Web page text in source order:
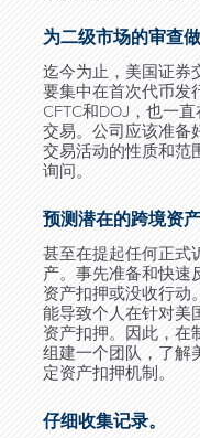
为二级市场的审查
迄今为止，美国证券
要集中在首次代币发
CFTC和DOJ，也一
交易。公司应该准备
交易活动的性质和范
询问。
预测潜在的跨境资产
甚至在提起任何正式
产。事先准备和快速
资产扣押或没收行动
能导致个人在针对美
资产扣押。因此，在
组建一个团队，了解
定资产扣押机制。
仔细收集记录。